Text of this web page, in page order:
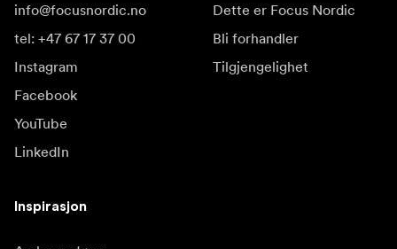
info@focusnordic.no
tel: +47 67 17 37 00
Instagram
Facebook
YouTube
LinkedIn
Dette er Focus Nordic
Bli forhandler
Tilgjengelighet
Inspirasjon